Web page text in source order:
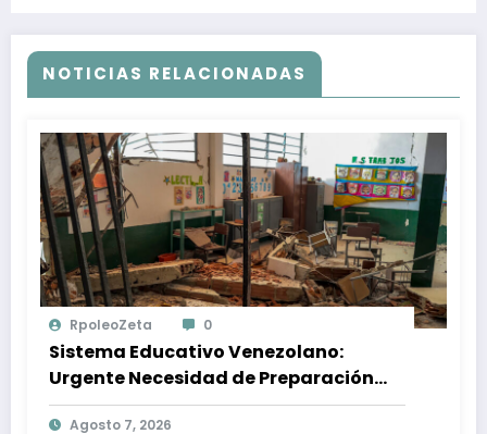
NOTICIAS RELACIONADAS
RpoleoZeta 0
Sistema Educativo Venezolano:
Urgente Necesidad de Preparación
Ante Desastres Naturales
Agosto 7, 2026